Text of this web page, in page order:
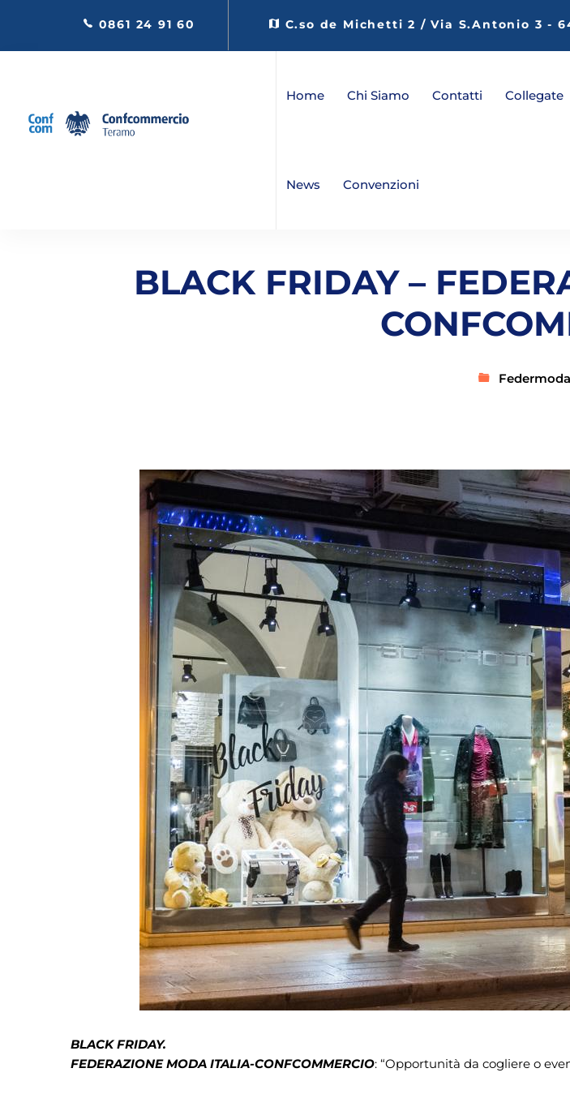
0861 24 91 60 C.so de Michetti 2 / Via S.Antonio 3 -
Home Chi Siamo Contatti Collegate
News Convenzioni
BLACK FRIDAY –
Federmoda
BLACK FRIDAY.
FEDERAZIONE MODA ITALIA-CONFCOMMERCIO: “Opportunità da cogliere o